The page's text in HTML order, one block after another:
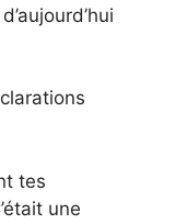
tes
une